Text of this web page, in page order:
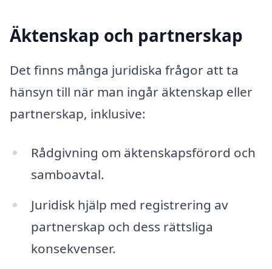
Äktenskap och partnerskap
Det finns många juridiska frågor att ta
hänsyn till när man ingår äktenskap eller
partnerskap, inklusive:
Rådgivning om äktenskapsförord och
samboavtal.
Juridisk hjälp med registrering av
partnerskap och dess rättsliga
konsekvenser.